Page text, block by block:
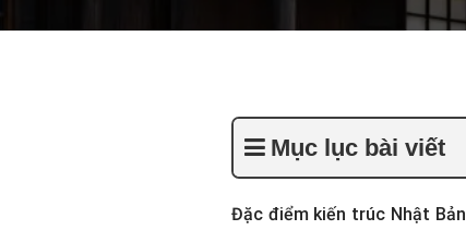
Mục lục bài viết
Đặc điểm kiến trúc Nhật Bản